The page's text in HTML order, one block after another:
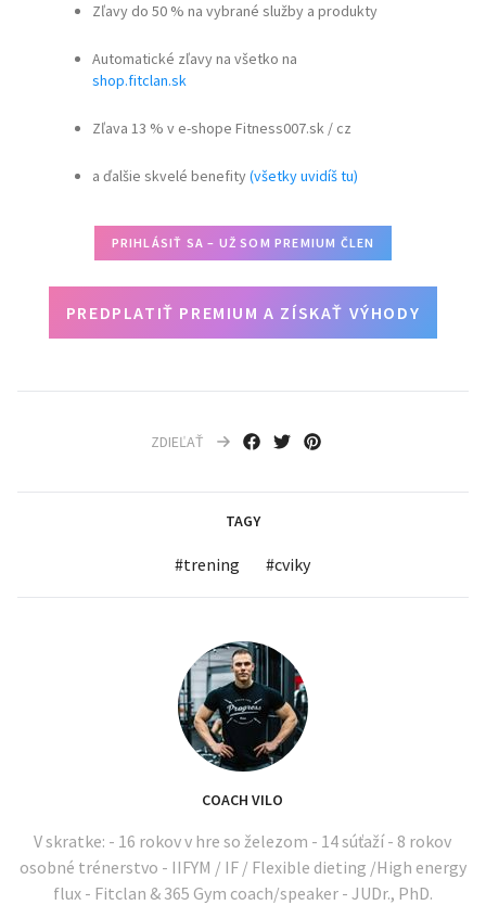
Zľavy do 50 % na vybrané služby a produkty
Automatické zľavy na všetko na
shop.fitclan.sk
Zľava 13 % v e-shope Fitness007.sk / cz
a ďalšie skvelé benefity(všetky uvidíš tu)
PRIHLÁSIŤ SA – UŽ SOM PREMIUM ČLEN
PREDPLATIŤ PREMIUM A ZÍSKAŤ VÝHODY
ZDIEĽAŤ
TAGY
#trening #cviky
COACH VILO
V skratke: - 16 rokov v hre so železom - 14 súťaží - 8 rokov
osobné trénerstvo - IIFYM / IF / Flexible dieting /High energy
flux - Fitclan & 365 Gym coach/speaker - JUDr., PhD.